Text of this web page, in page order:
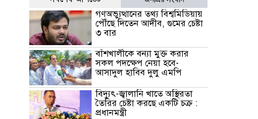
গণঅভ্যুত্থানের তথ্য বিশ্বমিডিয়ায়
পৌঁছে দিতেন আদীব, গুমের চেষ্টা
৩ বার
বাঁশখালীকে বন্যা মুক্ত করার
সকল পদক্ষেপ নেয়া হবে-
আসাদুল হাবিব দুলু এমপি
বিদ্যুৎ-জ্বালানি খাতে অস্থিরতা
তৈরির চেষ্টা করছে একটি চক্র :
প্রধানমন্ত্রী